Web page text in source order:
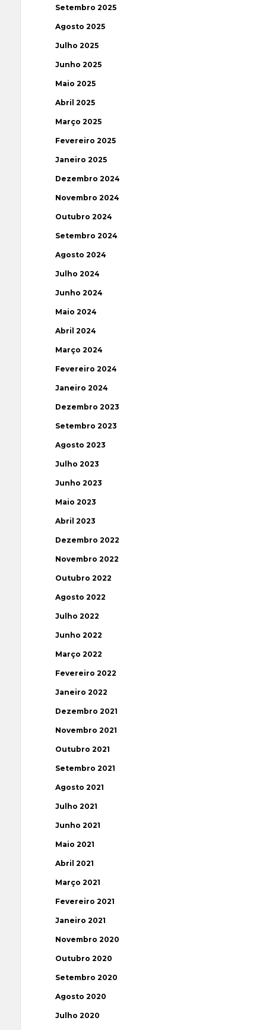
Setembro 2025
Agosto 2025
Julho 2025
Junho 2025
Maio 2025
Abril 2025
Março 2025
Fevereiro 2025
Janeiro 2025
Dezembro 2024
Novembro 2024
Outubro 2024
Setembro 2024
Agosto 2024
Julho 2024
Junho 2024
Maio 2024
Abril 2024
Março 2024
Fevereiro 2024
Janeiro 2024
Dezembro 2023
Setembro 2023
Agosto 2023
Julho 2023
Junho 2023
Maio 2023
Abril 2023
Dezembro 2022
Novembro 2022
Outubro 2022
Agosto 2022
Julho 2022
Junho 2022
Março 2022
Fevereiro 2022
Janeiro 2022
Dezembro 2021
Novembro 2021
Outubro 2021
Setembro 2021
Agosto 2021
Julho 2021
Junho 2021
Maio 2021
Abril 2021
Março 2021
Fevereiro 2021
Janeiro 2021
Novembro 2020
Outubro 2020
Setembro 2020
Agosto 2020
Julho 2020